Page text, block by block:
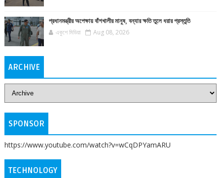
প্রধানমন্ত্রীর অপেক্ষায় বাঁশখালীর মানুষ, বন্যার ক্ষতি তুলে ধরার প্রস্তুতি
একুশে মিডিয়া Aug 08, 2026
ARCHIVE
SPONSOR
https://www.youtube.com/watch?v=wCqDPYamARU
TECHNOLOGY